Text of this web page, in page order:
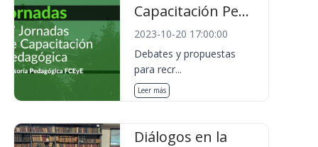
Capacitación Pe...
2023-10-20 17:00:00
Debates y propuestas
para recr...
Leer más
Diálogos en la